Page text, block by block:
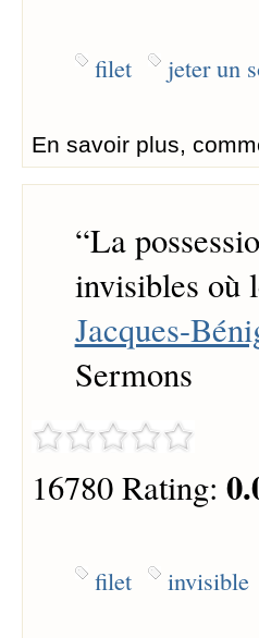
filet jeter un
En savoir plus,
“La
invisibles où
Jacques-
Sermons
16780 Rating:
filet invisible